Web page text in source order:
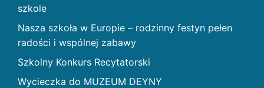
szkole
Nasza szkoła w Europie – rodzinny festyn pełen
radości i wspólnej zabawy
Szkolny Konkurs Recytatorski
Wycieczka do MUZEUM DEYNY